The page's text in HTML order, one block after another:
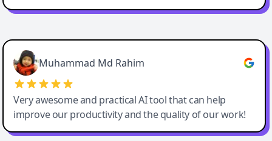
Easy-Peasy AI
Muhammad Md Rahim
Very awesome and practical AI tool that can help
improve our productivity and the quality of our work!